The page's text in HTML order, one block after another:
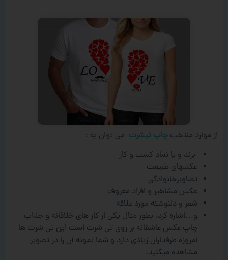
از موارد منتخب چاپ تیشرت می توان به :
برند و یا نماد کسب و کار
عکسهای طبیعت
تصاویرخانوادگی
عکس مشاهیر و افراد معروف
شعر و دلنوشته مورد علاقه
و…اشاره کرد. بطور مثال یکی از کار های خلاقانه و جذاب
چاپ عکس عاشقانه بر روی تی شرت است این تی شرت ها
امروزه طرفداران زیادی دارد و شما نمونه آن را در تصویر
مشاهده میکنید.